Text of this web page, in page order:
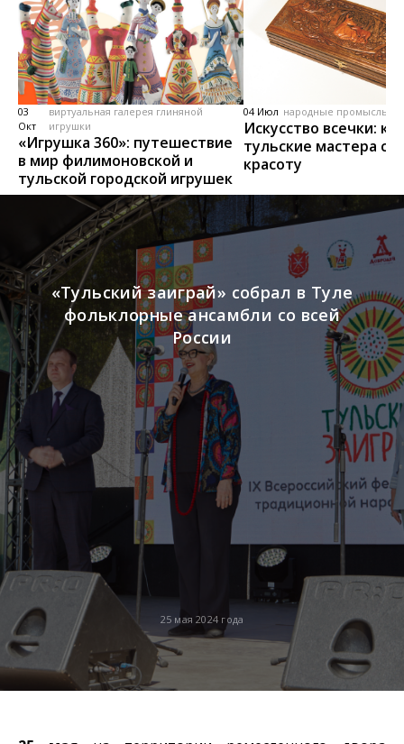
03
Окт
виртуальная галерея глиняной
игрушки
«Игрушка 360»: путешествие
в мир филимоновской и
тульской городской игрушек
04 Июл народные промыслы,
Искусство всечки: как
тульские мастера
красоту
25 мая 2024 года
«Тульский заиграй» собрал в Туле
фольклорные ансамбли со всей
России